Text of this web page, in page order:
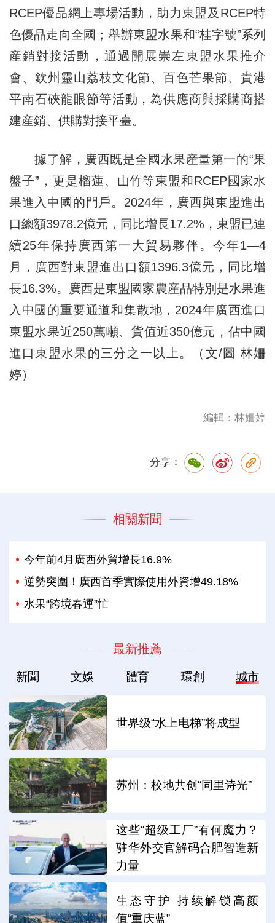
RCEP優品網上專場活動，助力東盟及RCEP特
色優品走向全國；舉辦東盟水果和“桂字號”系列
産銷對接活動，通過開展崇左東盟水果推介
會、欽州靈山荔枝文化節、百色芒果節、貴港
平南石硤龍眼節等活動，為供應商與採購商搭
建産銷、供購對接平臺。
據了解，廣西既是全國水果産量第一的“果
盤子”，更是榴蓮、山竹等東盟和RCEP國家水
果進入中國的門戶。2024年，廣西與東盟進出
口總額3978.2億元，同比增長17.2%，東盟已連
續25年保持廣西第一大貿易夥伴。今年1—4
月，廣西對東盟進出口額1396.3億元，同比增
長16.3%。廣西是東盟國家農産品特別是水果進
入中國的重要通道和集散地，2024年廣西進口
東盟水果近250萬噸、貨值近350億元，佔中國
進口東盟水果的三分之一以上。（文/圖 林姍
婷）
編輯：林姍婷
分享：
相關新聞
今年前4月廣西外貿增長16.9%
逆勢突圍！廣西首季實際使用外資增49.18%
水果“跨境春運”忙
最新推薦
新聞 文娛 體育 環創 城市
世界级“水上电梯”将成型
苏州：校地共创“同里诗光”
这些“超级工厂”有何魔力？
驻华外交官解码合肥智造新
力量
生态守护 持续解锁高颜
值“重庆蓝”